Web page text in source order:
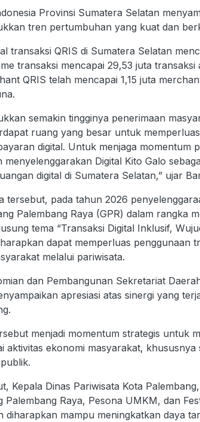
Provinsi Sumatera Selatan
tren pertumbuhan yang kuat dan
transaksi QRIS di Sumatera Selatan
transaksi mencapai 29,53 juta
QRIS telah mencapai 1,15 juta
semakin tingginya penerimaan
ruang yang besar untuk
digital. Untuk menjaga momentum
menyelenggarakan Digital Kito Galo
digital di Sumatera Selatan,” ujar
tersebut, pada tahun 2026
Palembang Raya (GPR) dalam rangka
tema “Transaksi Digital Inklusif,
dapat memperluas penggunaan
melalui pariwisata.
dan Pembangunan Sekretariat
apresiasi atas sinergi yang
menjadi momentum strategis untuk
aktivitas ekonomi masyarakat,
Kepala Dinas Pariwisata Kota
Palembang Raya, Pesona UMKM, dan
diharapkan mampu meningkatkan daya